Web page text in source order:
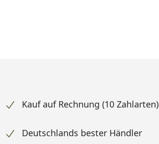
Kauf auf Rechnung (10 Zahlarten)
Deutschlands bester Händler